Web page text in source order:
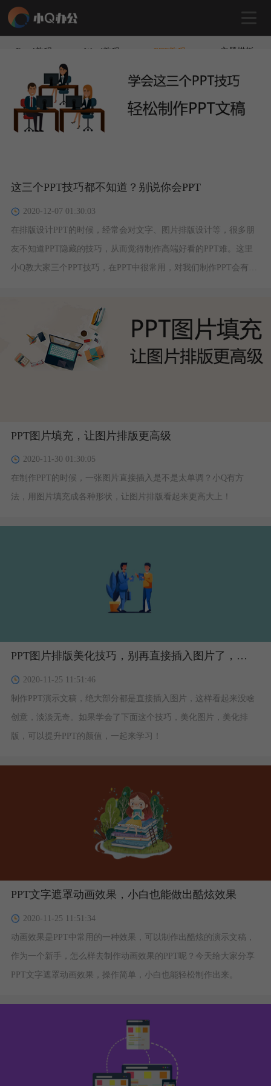
Excel教程 Word教程 PPT教程 主题模板
这三个PPT技巧都不知道？别说你会PPT
2020-12-07 01:30:03
​在排版设计PPT的时候，经常会对文字、图片排版设计等，很多朋
友不知道PPT隐藏的技巧，从而觉得制作高端好看的PPT难。这里
小Q教大家三个PPT技巧，在PPT中很常用，对我们制作PPT会有很
PPT图片填充，让图片排版更高级
2020-11-30 01:30:05
​在制作PPT的时候，一张图片直接插入是不是太单调？小Q有方
法，用图片填充成各种形状，让图片排版看起来更高大上！
PPT图片排版美化技巧，别再直接插入图片了，跟我学！
2020-11-25 11:51:46
制作PPT演示文稿，绝大部分都是直接插入图片，这样看起来没啥
创意，淡淡无奇。如果学会了下面这个技巧，美化图片，美化排
版，可以提升PPT的颜值，一起来学习！
PPT文字遮罩动画效果，小白也能做出酷炫效果
2020-11-25 11:51:34
动画效果是PPT中常用的一种效果，可以制作出酷炫的演示文稿，
作为一个新手，怎么样去制作动画效果的PPT呢？今天给大家分享
PPT文字遮罩动画效果，操作简单，小白也能轻松制作出来。